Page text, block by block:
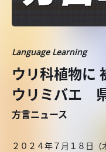
Language Learning
ウリ科植物に
ウリミバエ
方言ニュース
２０２４年７月１８日（